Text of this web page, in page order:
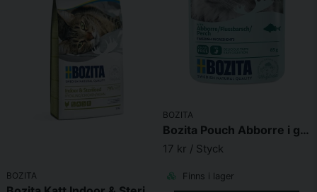
BOZITA
BOZITA
Bozita Pouch Abborre i gelé 85g
17 kr / Styck
Finns i lager